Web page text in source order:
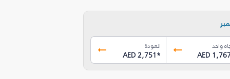
واحد
AED
العودة
AED 2,751*